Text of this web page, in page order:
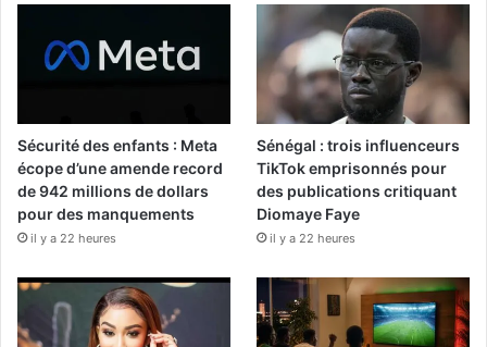
Sécurité des enfants : Meta
écope d’une amende record
de 942 millions de dollars
pour des manquements
il y a 22 heures
Sénégal : trois influenceurs
TikTok emprisonnés pour
des publications critiquant
Diomaye Faye
il y a 22 heures